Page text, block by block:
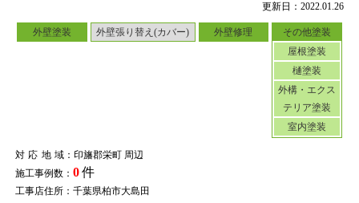
更新日：2022.01.26
外壁塗装 外壁張り替え(カバー) 外壁修理
その他塗装
屋根塗装
樋塗装
外構・エクス
テリア塗装
室内塗装
対応地域：印旛郡栄町 周辺
施工事例数： 0件
工事店住所：千葉県柏市大島田